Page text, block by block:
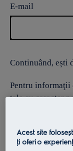
E-mail
Continuând, ești
Pentru informaţii
tale cu caracter
Acest site
ţi oferi o